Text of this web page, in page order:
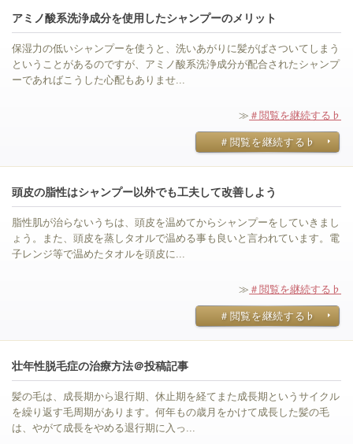
アミノ酸系洗浄成分を使用したシャンプーのメリット
保湿力の低いシャンプーを使うと、洗いあがりに髪がぱさついてしまう
ということがあるのですが、アミノ酸系洗浄成分が配合されたシャンプ
ーであればこうした心配もありませ...
≫ ＃閲覧を継続する♭
＃閲覧を継続する♭
頭皮の脂性はシャンプー以外でも工夫して改善しよう
脂性肌が治らないうちは、頭皮を温めてからシャンプーをしていきまし
ょう。また、頭皮を蒸しタオルで温める事も良いと言われています。電
子レンジ等で温めたタオルを頭皮に...
≫ ＃閲覧を継続する♭
＃閲覧を継続する♭
壮年性脱毛症の治療方法＠投稿記事
髪の毛は、成長期から退行期、休止期を経てまた成長期というサイクル
を繰り返す毛周期があります。何年もの歳月をかけて成長した髪の毛
は、やがて成長をやめる退行期に入っ...